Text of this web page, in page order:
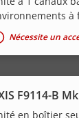
à
Nécessite un
F9114-B
en boîtier